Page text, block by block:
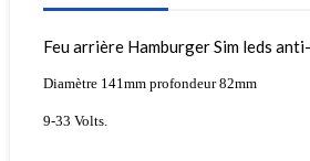
Feu arrière Hamburger Sim leds
Diamètre 141mm profondeur 82mm
9-33 Volts.